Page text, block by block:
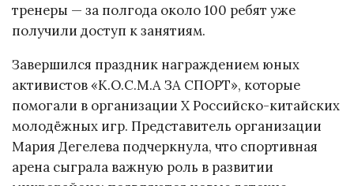
тренеры — за полгода около 100 ребят уже
получили доступ к занятиям.
Завершился праздник награждением юных
активистов «К.О.С.М.А ЗА СПОРТ», которые
помогали в организации X Российско-китайских
молодёжных игр. Представитель организации
Мария Дегелева подчеркнула, что спортивная
арена сыграла важную роль в развитии